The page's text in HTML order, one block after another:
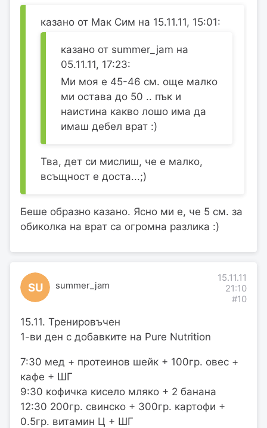
казано от Мак Сим на 15.11.11, 15:01:
казано от summer_jam на
05.11.11, 17:23:
Ми моя е 45-46 см. още малко
ми остава до 50 .. пък и
наистина какво лошо има да
имаш дебел врат :)
Тва, дет си мислиш, че е малко,
всъщност е доста...;)
Беше образно казано. Ясно ми е, че 5 см. за
обиколка на врат са огромна разлика :)
SU summer_jam
15.11.11
21:10
#10
15.11. Тренировъчен
1-ви ден с добавките на Pure Nutrition
7:30 мед + протеинов шейк + 100гр. овес +
кафе + ШГ
9:30 кофичка кисело мляко + 2 банана
12:30 200гр. свинско + 300гр. картофи +
0.5гр. витамин Ц + ШГ